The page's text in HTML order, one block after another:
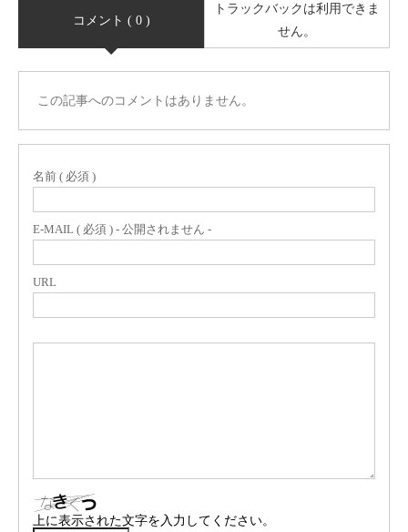
コメント ( 0 )
トラックバックは利用できま
せん。
この記事へのコメントはありません。
名前 ( 必須 )
E-MAIL ( 必須 ) - 公開されません -
URL
上に表示された文字を入力してください。